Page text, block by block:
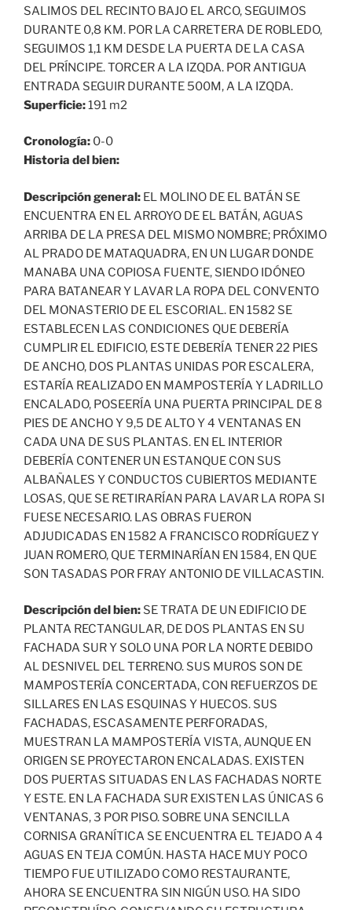
SALIMOS DEL RECINTO BAJO EL ARCO, SEGUIMOS
DURANTE 0,8 KM. POR LA CARRETERA DE ROBLEDO,
SEGUIMOS 1,1 KM DESDE LA PUERTA DE LA CASA
DEL PRÍNCIPE. TORCER A LA IZQDA. POR ANTIGUA
ENTRADA SEGUIR DURANTE 500M, A LA IZQDA.
Superficie:191 m2
Cronología: 0-0
Historia del bien:
Descripción general: EL MOLINO DE EL BATÁN SE
ENCUENTRA EN EL ARROYO DE EL BATÁN, AGUAS
ARRIBA DE LA PRESA DEL MISMO NOMBRE; PRÓXIMO
AL PRADO DE MATAQUADRA, EN UN LUGAR DONDE
MANABA UNA COPIOSA FUENTE, SIENDO IDÓNEO
PARA BATANEAR Y LAVAR LA ROPA DEL CONVENTO
DEL MONASTERIO DE EL ESCORIAL. EN 1582 SE
ESTABLECEN LAS CONDICIONES QUE DEBERÍA
CUMPLIR EL EDIFICIO, ESTE DEBERÍA TENER 22 PIES
DE ANCHO, DOS PLANTAS UNIDAS POR ESCALERA,
ESTARÍA REALIZADO EN MAMPOSTERÍA Y LADRILLO
ENCALADO, POSEERÍA UNA PUERTA PRINCIPAL DE 8
PIES DE ANCHO Y 9,5 DE ALTO Y 4 VENTANAS EN
CADA UNA DE SUS PLANTAS. EN EL INTERIOR
DEBERÍA CONTENER UN ESTANQUE CON SUS
ALBAÑALES Y CONDUCTOS CUBIERTOS MEDIANTE
LOSAS, QUE SE RETIRARÍAN PARA LAVAR LA ROPA SI
FUESE NECESARIO. LAS OBRAS FUERON
ADJUDICADAS EN 1582 A FRANCISCO RODRÍGUEZ Y
JUAN ROMERO, QUE TERMINARÍAN EN 1584, EN QUE
SON TASADAS POR FRAY ANTONIO DE VILLACASTIN.
Descripción del bien: SE TRATA DE UN EDIFICIO DE
PLANTA RECTANGULAR, DE DOS PLANTAS EN SU
FACHADA SUR Y SOLO UNA POR LA NORTE DEBIDO
AL DESNIVEL DEL TERRENO. SUS MUROS SON DE
MAMPOSTERÍA CONCERTADA, CON REFUERZOS DE
SILLARES EN LAS ESQUINAS Y HUECOS. SUS
FACHADAS, ESCASAMENTE PERFORADAS,
MUESTRAN LA MAMPOSTERÍA VISTA, AUNQUE EN
ORIGEN SE PROYECTARON ENCALADAS. EXISTEN
DOS PUERTAS SITUADAS EN LAS FACHADAS NORTE
Y ESTE. EN LA FACHADA SUR EXISTEN LAS ÚNICAS 6
VENTANAS, 3 POR PISO. SOBRE UNA SENCILLA
CORNISA GRANÍTICA SE ENCUENTRA EL TEJADO A 4
AGUAS EN TEJA COMÚN. HASTA HACE MUY POCO
TIEMPO FUE UTILIZADO COMO RESTAURANTE,
AHORA SE ENCUENTRA SIN NIGÚN USO. HA SIDO